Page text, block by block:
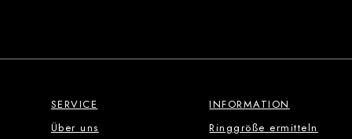
SERVICE
Über uns
INFORMATION
Ringgröße ermitteln